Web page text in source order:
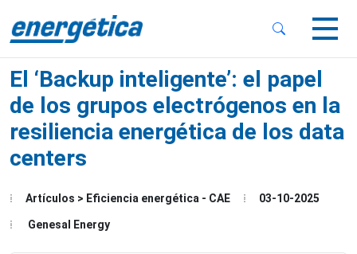
Menu
Menu
El ‘Backup inteligente’: el papel
de los grupos electrógenos en la
resiliencia energética de los data
centers
Artículos > Eficiencia energética - CAE 03-10-2025
Genesal Energy